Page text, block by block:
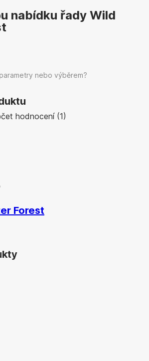
nabídku řady Wild
nebo výběrem?
hodnocení(1)
Forest